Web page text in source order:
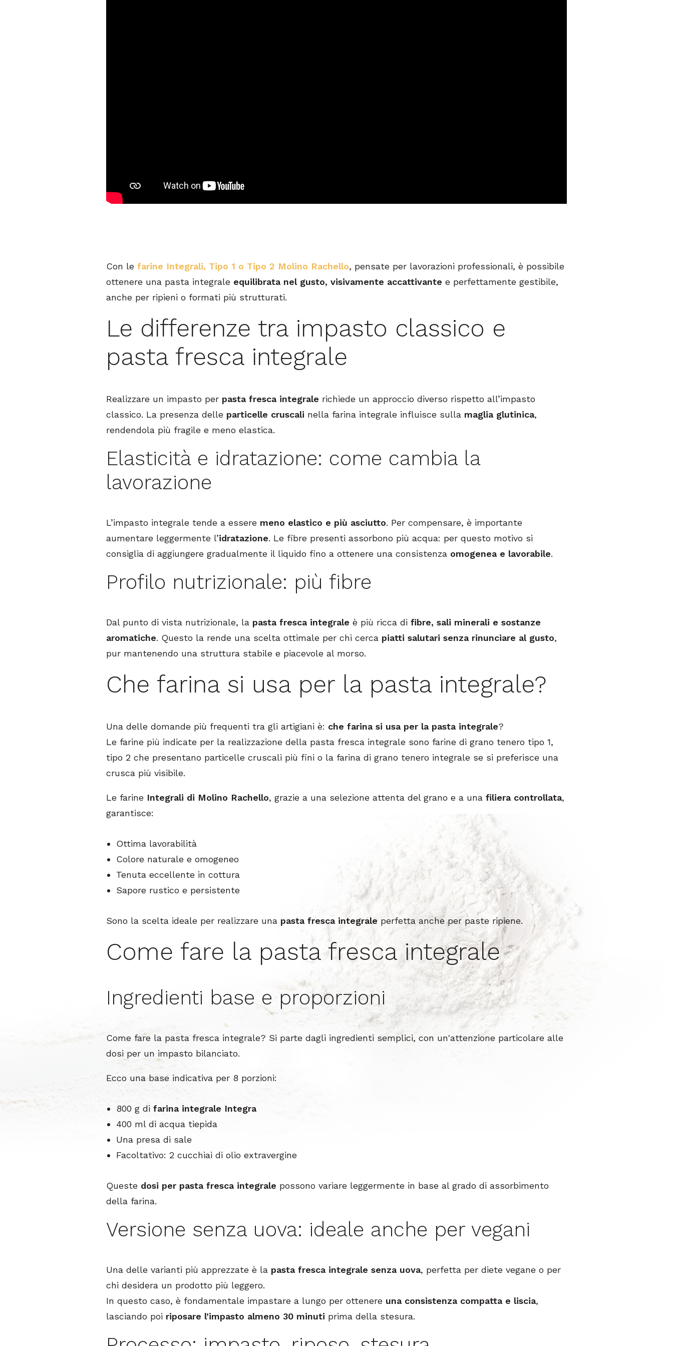
Con le farine Integrali, Tipo 1 o Tipo 2 Molino Rachello, pensate per lavorazioni professionali, è possibile
ottenere una pasta integrale equilibrata nel gusto, visivamente accattivante e perfettamente gestibile,
anche per ripieni o formati più strutturati.
Le differenze tra impasto classico e
pasta fresca integrale
Realizzare un impasto per pasta fresca integrale richiede un approccio diverso rispetto all’impasto
classico. La presenza delle particelle cruscali nella farina integrale influisce sulla maglia glutinica,
rendendola più fragile e meno elastica.
Elasticità e idratazione: come cambia la
lavorazione
L’impasto integrale tende a essere meno elastico e più asciutto. Per compensare, è importante
aumentare leggermente l’idratazione. Le fibre presenti assorbono più acqua: per questo motivo si
consiglia di aggiungere gradualmente il liquido fino a ottenere una consistenza omogenea e lavorabile.
Profilo nutrizionale: più fibre
Dal punto di vista nutrizionale, la pasta fresca integrale è più ricca di fibre, sali minerali e sostanze
aromatiche. Questo la rende una scelta ottimale per chi cerca piatti salutari senza rinunciare al gusto,
pur mantenendo una struttura stabile e piacevole al morso.
Che farina si usa per la pasta integrale?
Una delle domande più frequenti tra gli artigiani è: che farina si usa per la pasta integrale?
Le farine più indicate per la realizzazione della pasta fresca integrale sono farine di grano tenero tipo 1,
tipo 2 che presentano particelle cruscali più fini o la farina di grano tenero integrale se si preferisce una
crusca più visibile.
Le farine Integrali di Molino Rachello, grazie a una selezione attenta del grano e a una filiera controllata,
garantisce:
Ottima lavorabilità
Colore naturale e omogeneo
Tenuta eccellente in cottura
Sapore rustico e persistente
Sono la scelta ideale per realizzare una pasta fresca integrale perfetta anche per paste ripiene.
Come fare la pasta fresca integrale
Ingredienti base e proporzioni
Come fare la pasta fresca integrale? Si parte dagli ingredienti semplici, con un'attenzione particolare alle
dosi per un impasto bilanciato.
Ecco una base indicativa per 8 porzioni:
800 g di farina integrale Integra
400 ml di acqua tiepida
Una presa di sale
Facoltativo: 2 cucchiai di olio extravergine
Queste dosi per pasta fresca integrale possono variare leggermente in base al grado di assorbimento
della farina.
Versione senza uova: ideale anche per vegani
Una delle varianti più apprezzate è la pasta fresca integrale senza uova, perfetta per diete vegane o per
chi desidera un prodotto più leggero.
In questo caso, è fondamentale impastare a lungo per ottenere una consistenza compatta e liscia,
lasciando poi riposare l’impasto almeno 30 minuti prima della stesura.